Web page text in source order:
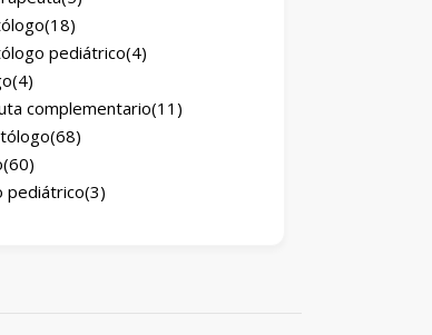
(18)
pediátrico(4)
(4)
complementario(11)
(68)
(60)
pediátrico(3)